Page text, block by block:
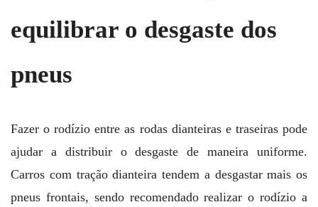
equilibrar o desgaste dos
pneus
Fazer o rodízio entre as rodas dianteiras e traseiras pode
ajudar a distribuir o desgaste de maneira uniforme.
Carros com tração dianteira tendem a desgastar mais os
pneus frontais, sendo recomendado realizar o rodízio a